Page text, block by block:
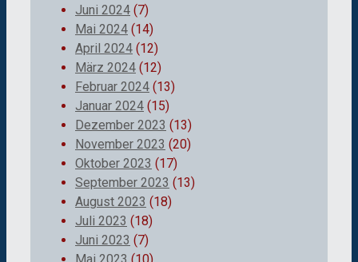
Juni 2024 (7)
Mai 2024 (14)
April 2024 (12)
März 2024 (12)
Februar 2024 (13)
Januar 2024 (15)
Dezember 2023 (13)
November 2023 (20)
Oktober 2023 (17)
September 2023 (13)
August 2023 (18)
Juli 2023 (18)
Juni 2023 (7)